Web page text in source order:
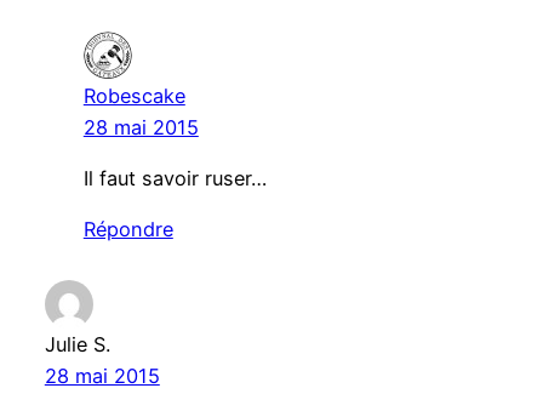
Robescake
28 mai 2015
Il faut savoir ruser…
Répondre
Julie S.
28 mai 2015